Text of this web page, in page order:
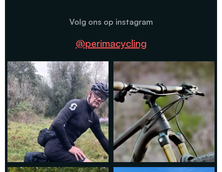
Volg ons op instagram
@perimacycling